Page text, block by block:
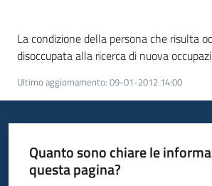
Statistiche
per
temi
La condizione della persona che risulta
disoccupata alla ricerca di nuova
Ultimo aggiornamento: 09-01-2012 14:00
Quanto sono chiare le
questa pagina?